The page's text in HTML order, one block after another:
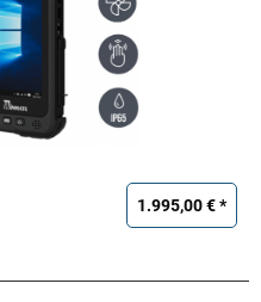
1.995,00 € *